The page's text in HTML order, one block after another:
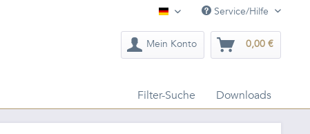
Deutsch Service/Hilfe
Mein Konto 0,00 €
Filter-Suche Downloads